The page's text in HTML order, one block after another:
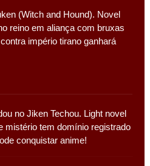
(Witch and Hound). Novel
reino em aliança com bruxas
império tirano ganhará
no Jiken Techou. Light novel
mistério tem domínio registrado
conquistar anime!